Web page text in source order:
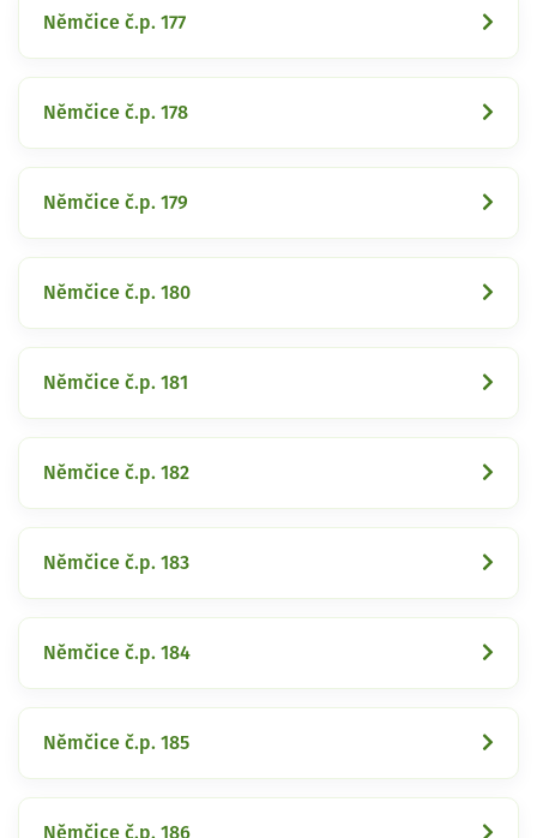
Němčice č.p. 177
Němčice č.p. 178
Němčice č.p. 179
Němčice č.p. 180
Němčice č.p. 181
Němčice č.p. 182
Němčice č.p. 183
Němčice č.p. 184
Němčice č.p. 185
Němčice č.p. 186